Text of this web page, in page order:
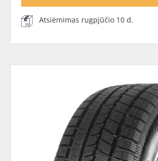
Atsiėmimas rugpjūčio 10 d.